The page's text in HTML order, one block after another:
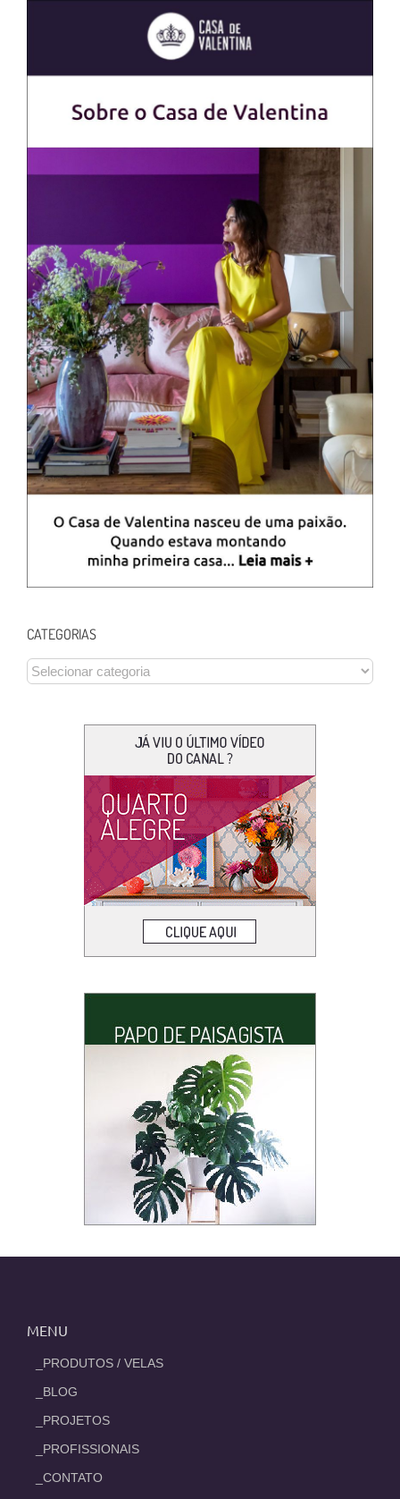
CATEGORIAS
CATEGORIAS
MENU
_PRODUTOS / VELAS
_BLOG
_PROJETOS
_PROFISSIONAIS
_CONTATO